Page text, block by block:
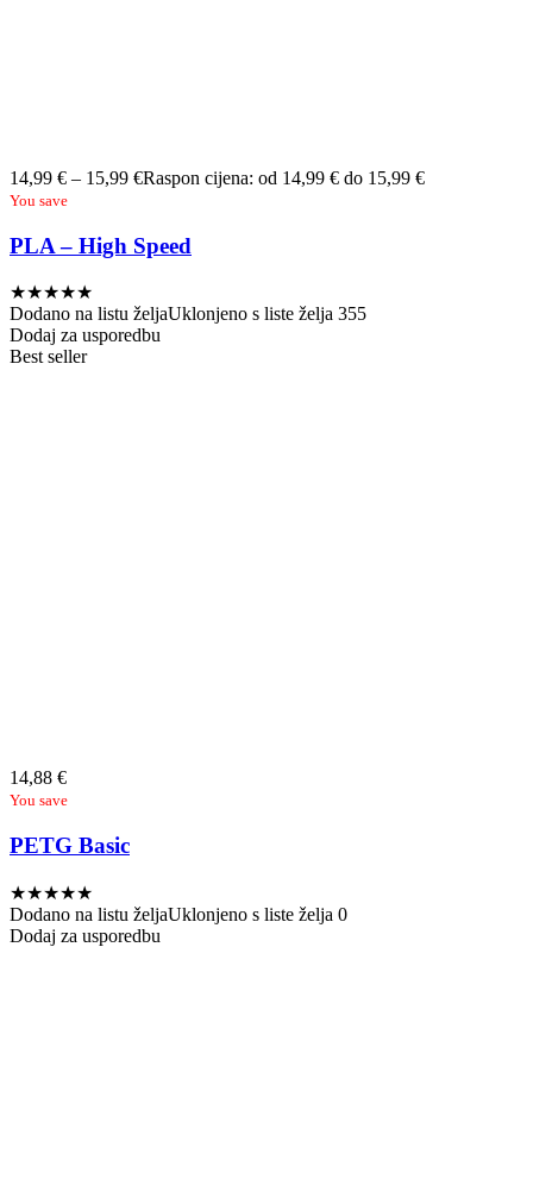
14,99 € – 15,99 €Raspon cijena: od 14,99 € do 15,99 €
You save
PLA – High Speed
★★★★★
Dodano na listu željaUklonjeno s liste želja 355
Dodaj za usporedbu
Best seller
14,88 €
You save
PETG Basic
★★★★★
Dodano na listu željaUklonjeno s liste želja 0
Dodaj za usporedbu